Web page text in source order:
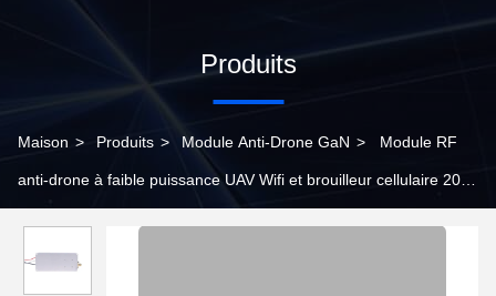
Produits
Maison > Produits > Module Anti-Drone GaN > Module RF
anti-drone à faible puissance UAV Wifi et brouilleur cellulaire 20W